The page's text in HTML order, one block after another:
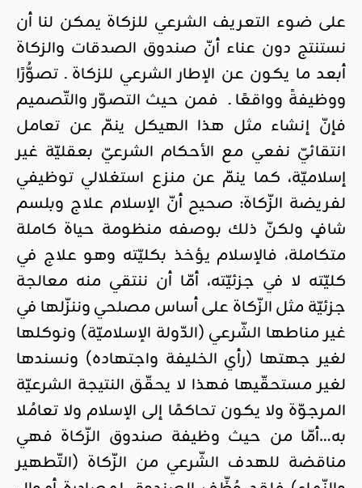
على ضوء التعريف الشرعي للزكاة يمكن لنا أن
نستنتج دون عناء أنّ صندوق الصدقات والزكاة
أبعد ما يكون عن الإطار الشرعي للزكاة ـ تصوُّرًا
ووظيفةً وواقعًا ـ فمن حيث التصوّر والتّصميم
فإنّ إنشاء مثل هذا الهيكل ينمّ عن تعامل
انتقائيّ نفعي مع الأحكام الشرعيّ بعقليّة غير
إسلاميّة، كما ينمّ عن منزع استغلالي توظيفي
لفريضة الزّكاة: صحيح أنّ الإسلام علاج وبلسم
شافٍ ولكنّ ذلك بوصفه منظومة حياة كاملة
متكاملة، فالإسلام يؤخذ بكليّته وهو علاج في
كليّته لا في جزئيّته، أمّا أن ننتقي منه معالجة
جزئيّة مثل الزّكاة على أساس مصلحي وننزّلها في
غير مناطها الشّرعي (الدّولة الإسلاميّة) ونوكلها
لغير جهتها (رأي الخليفة واجتهاده) ونسندها
لغير مستحقّيها فهذا لا يحقّق النتيجة الشرعيّة
المرجوّة ولا يكون تحاكمًا إلى الإسلام ولا تعامُلا
به…أمّا من حيث وظيفة صندوق الزّكاة فهي
مناقضة للهدف الشّرعي من الزّكاة (التّطهير